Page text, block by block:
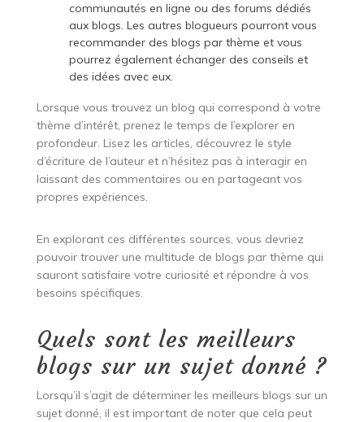
communautés en ligne ou des forums dédiés
aux blogs. Les autres blogueurs pourront vous
recommander des blogs par thème et vous
pourrez également échanger des conseils et
des idées avec eux.
Lorsque vous trouvez un blog qui correspond à votre
thème d’intérêt, prenez le temps de l’explorer en
profondeur. Lisez les articles, découvrez le style
d’écriture de l’auteur et n’hésitez pas à interagir en
laissant des commentaires ou en partageant vos
propres expériences.
En explorant ces différentes sources, vous devriez
pouvoir trouver une multitude de blogs par thème qui
sauront satisfaire votre curiosité et répondre à vos
besoins spécifiques.
Quels sont les meilleurs
blogs sur un sujet donné ?
Lorsqu’il s’agit de déterminer les meilleurs blogs sur un
sujet donné, il est important de noter que cela peut